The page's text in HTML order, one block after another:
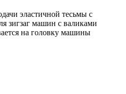
эластичной тесьмы с
зигзаг машин с валиками
на головку машины